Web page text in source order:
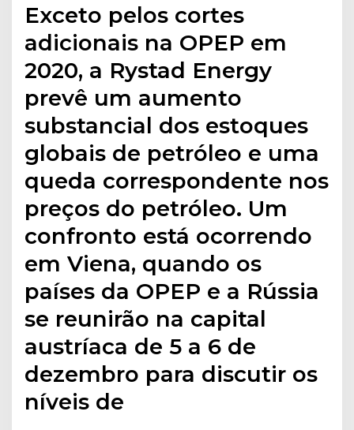
Exceto pelos cortes
adicionais na OPEP em
2020, a Rystad Energy
prevê um aumento
substancial dos estoques
globais de petróleo e uma
queda correspondente nos
preços do petróleo. Um
confronto está ocorrendo
em Viena, quando os
países da OPEP e a Rússia
se reunirão na capital
austríaca de 5 a 6 de
dezembro para discutir os
níveis de